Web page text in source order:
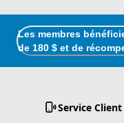
Les membres
de 180 $ et de
Service Client